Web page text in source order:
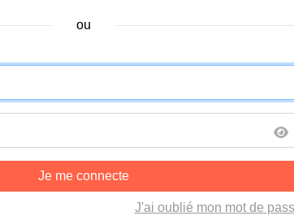
ou
Je me connecte
J'ai oublié mon mot de